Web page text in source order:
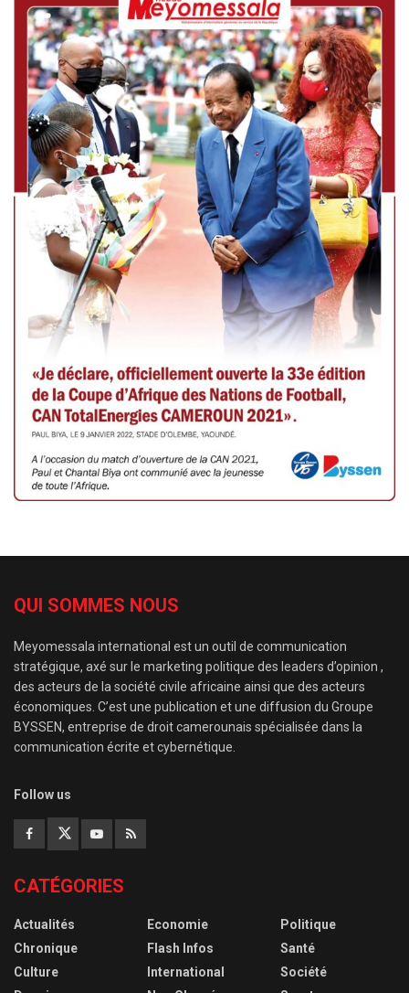
QUI SOMMES NOUS
Meyomessala international est un outil de communication
stratégique, axé sur le marketing politique des leaders d’opinion ,
des acteurs de la société civile africaine ainsi que des acteurs
économiques. C’est une publication et une diffusion du Groupe
BYSSEN, entreprise de droit camerounais spécialisée dans la
communication écrite et cybernétique.
Follow us
CATÉGORIES
Actualités
Chronique
Culture
Economie
Flash Infos
International
Politique
Santé
Société